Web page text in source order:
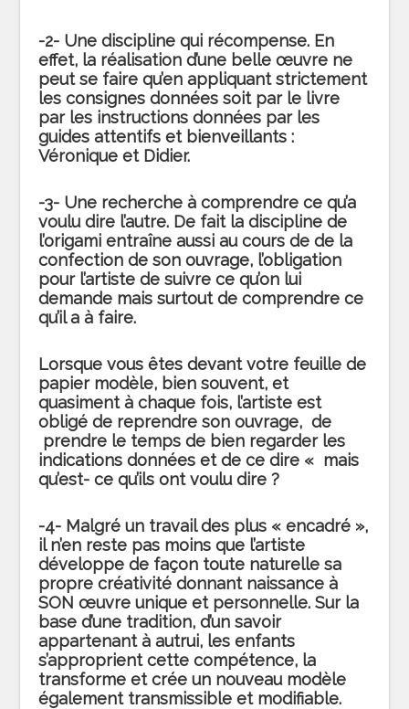
-2- Une discipline qui récompense. En
effet, la réalisation d’une belle œuvre ne
peut se faire qu’en appliquant strictement
les consignes données soit par le livre
par les instructions données par les
guides attentifs et bienveillants :
Véronique et Didier.
-3- Une recherche à comprendre ce qu’a
voulu dire l’autre. De fait la discipline de
l’origami entraîne aussi au cours de de la
confection de son ouvrage, l’obligation
pour l’artiste de suivre ce qu’on lui
demande mais surtout de comprendre ce
qu’il a à faire.
Lorsque vous êtes devant votre feuille de
papier modèle, bien souvent, et
quasiment à chaque fois, l’artiste est
obligé de reprendre son ouvrage, de
prendre le temps de bien regarder les
indications données et de ce dire « mais
qu’est- ce qu’ils ont voulu dire ?
-4- Malgré un travail des plus « encadré »,
il n’en reste pas moins que l’artiste
développe de façon toute naturelle sa
propre créativité donnant naissance à
SON œuvre unique et personnelle. Sur la
base d’une tradition, d’un savoir
appartenant à autrui, les enfants
s’approprient cette compétence, la
transforme et crée un nouveau modèle
également transmissible et modifiable.